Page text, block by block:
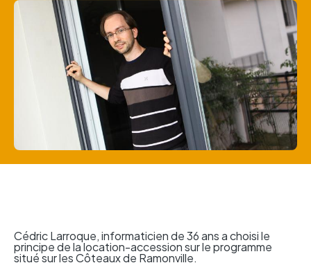
Cédric Larroque, informaticien de 36 ans a choisi le
principe de la location-accession sur le programme
situé sur les Côteaux de Ramonville.